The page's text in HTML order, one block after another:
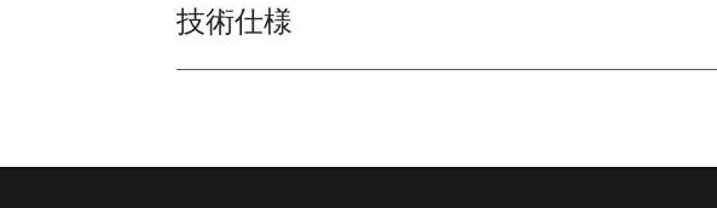
Toggle techspec
技術仕様